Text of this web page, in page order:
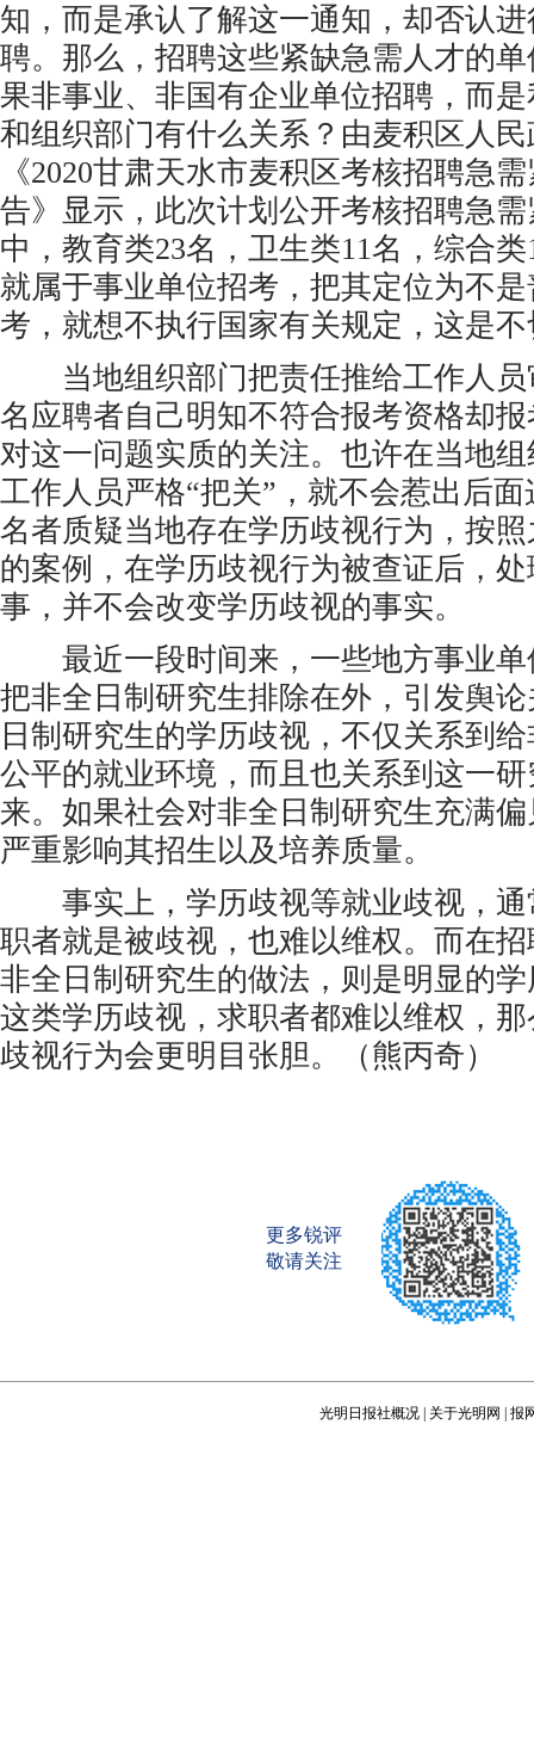
知，而是承认了解这一通知，却否认
聘。那么，招聘这些紧缺急需人才的
果非事业、非国有企业单位招聘，而
和组织部门有什么关系？由麦积区人
《2020甘肃天水市麦积区考核招聘急
告》显示，此次计划公开考核招聘急
中，教育类23名，卫生类11名，综合
就属于事业单位招考，把其定位为不
考，就想不执行国家有关规定，这是
当地组织部门把责任推给工作人员
名应聘者自己明知不符合报考资格却
对这一问题实质的关注。也许在当地
工作人员严格“把关”，就不会惹出后
名者质疑当地存在学历歧视行为，按
的案例，在学历歧视行为被查证后，
事，并不会改变学历歧视的事实。
最近一段时间来，一些地方事业单
把非全日制研究生排除在外，引发舆
日制研究生的学历歧视，不仅关系到
公平的就业环境，而且也关系到这一
来。如果社会对非全日制研究生充满
严重影响其招生以及培养质量。
事实上，学历歧视等就业歧视，通
职者就是被歧视，也难以维权。而在
非全日制研究生的做法，则是明显的
这类学历歧视，求职者都难以维权，
歧视行为会更明目张胆。（熊丙奇）
更多锐评
敬请关注
光明日报社概况 关于光明网 报